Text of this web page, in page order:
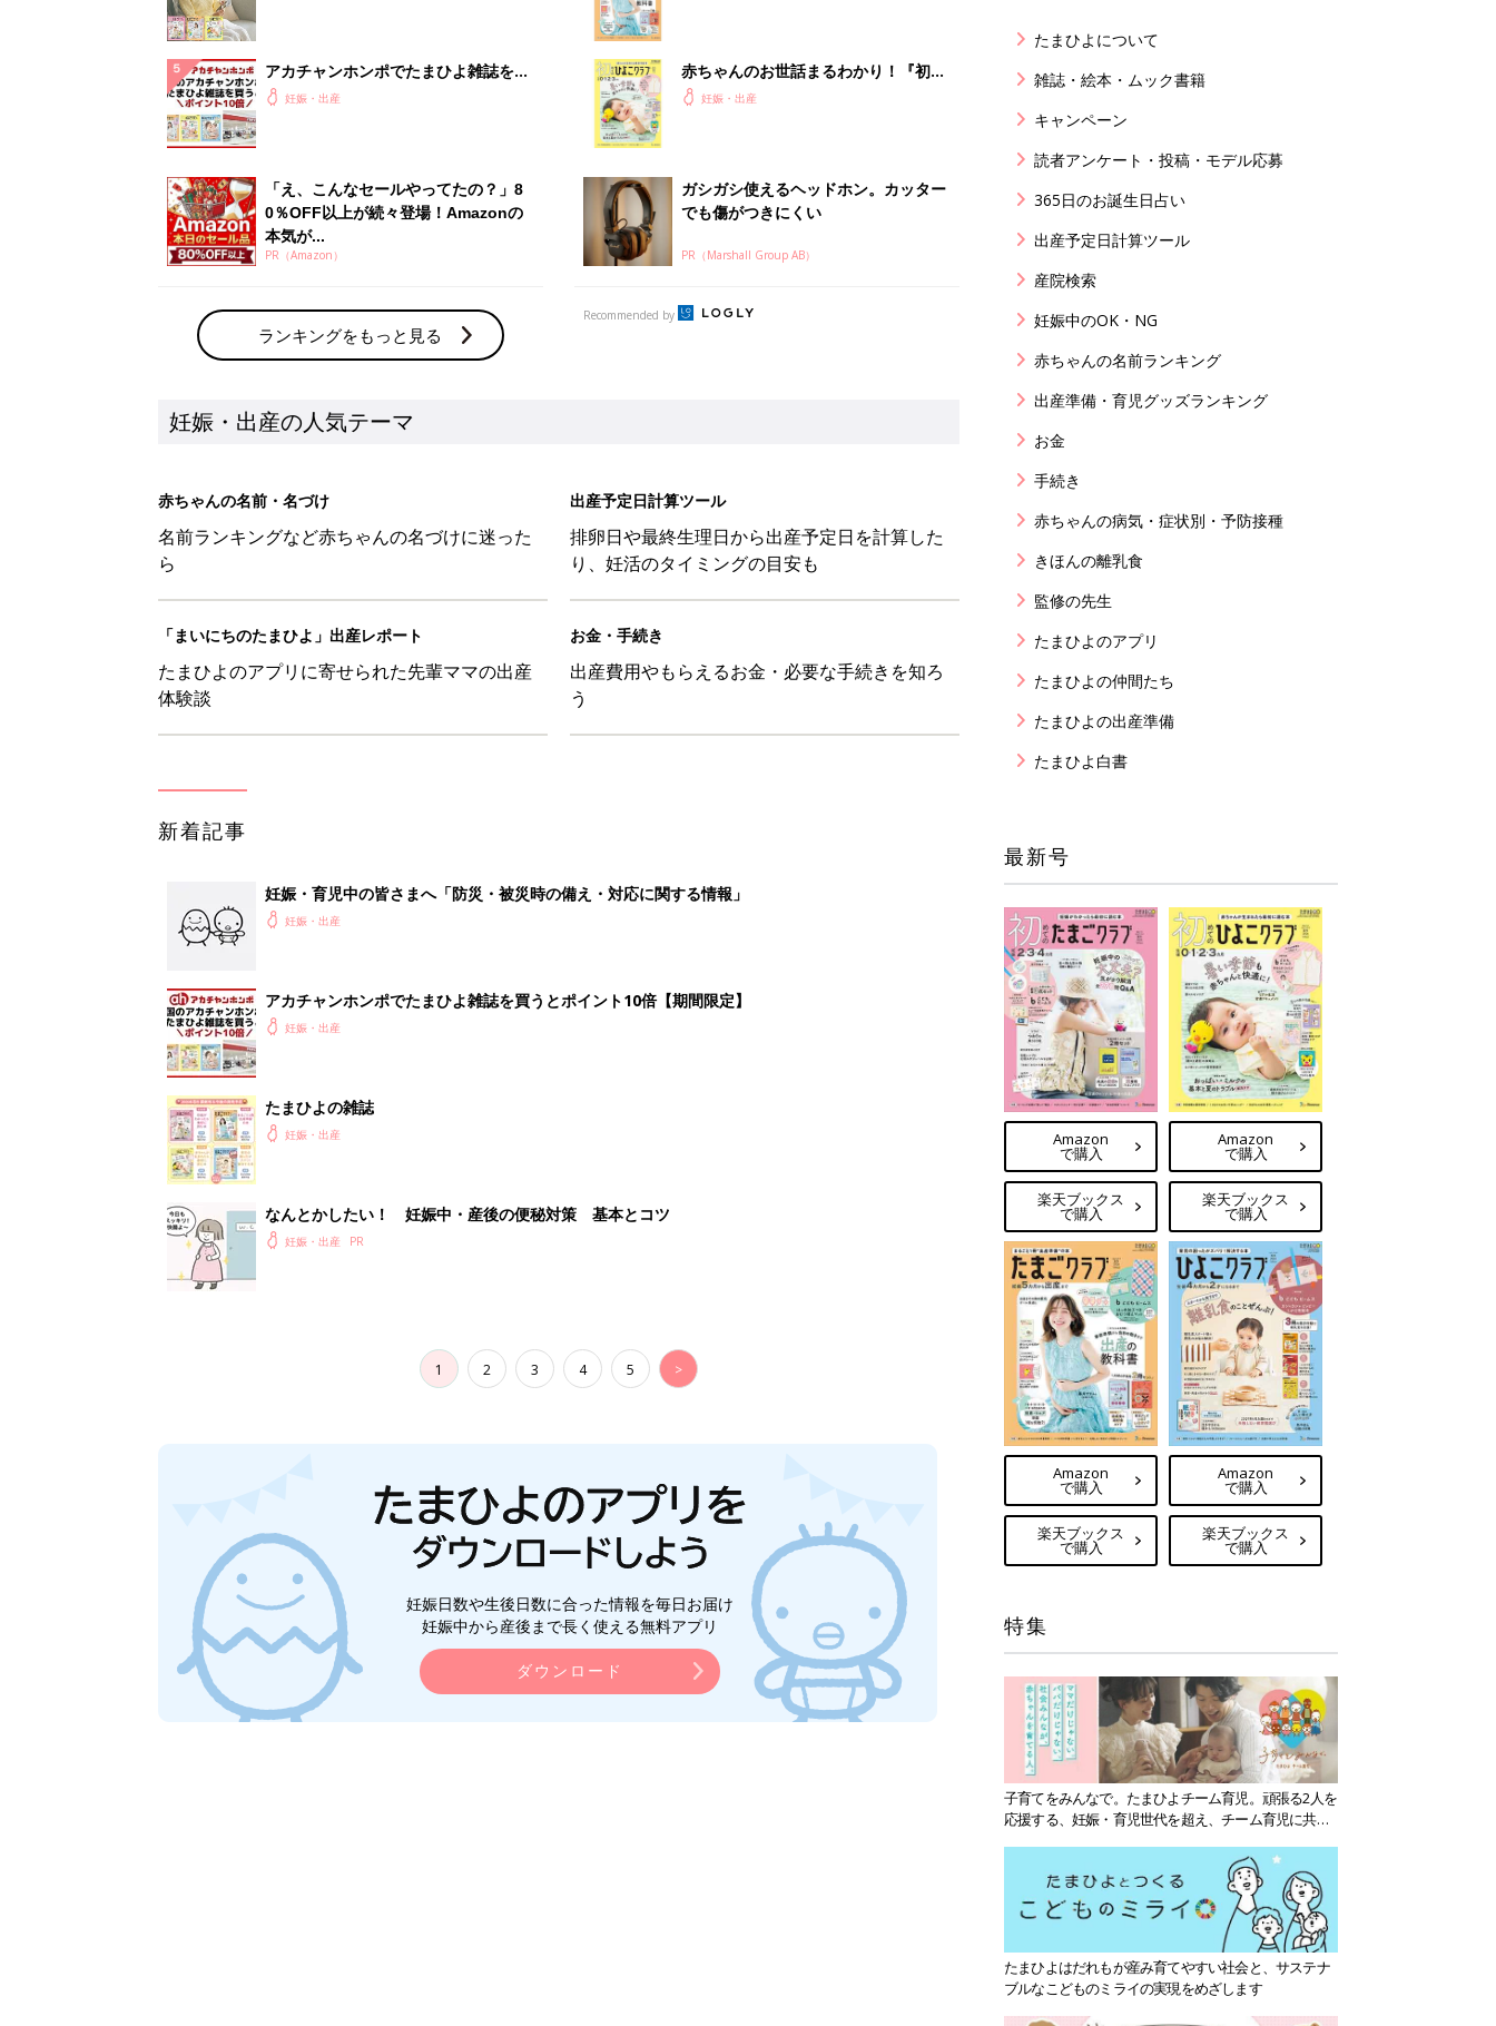
アカチャンホンポでたまひよ雑誌を買
うとポイント10倍【期間限定】
妊娠・出産
「え、こんなセールやってたの？」8
0％OFF以上が続々登場！Amazonの
本気が...
PR（Amazon）
ランキングをもっと見る
赤ちゃんのお世話まるわかり！『初め
てのひよこクラブ 夏号』〈巻頭大特
妊娠・出産
ガシガシ使えるヘッドホン。カッター
でも傷がつきにくい
PR（Marshall Group AB）
Recommended by
妊娠・出産の人気テーマ
赤ちゃんの名前・名づけ
名前ランキングなど赤ちゃんの名づけに迷った
ら
出産予定日計算ツール
排卵日や最終生理日から出産予定日を計算した
り、妊活のタイミングの目安も
「まいにちのたまひよ」出産レポート
たまひよのアプリに寄せられた先輩ママの出産
体験談
お金・手続き
出産費用やもらえるお金・必要な手続きを知ろ
う
新着記事
妊娠・育児中の皆さまへ「防災・被災時の備え・対応に関する情報」
妊娠・出産
アカチャンホンポでたまひよ雑誌を買うとポイント10倍【期間限定】
妊娠・出産
たまひよの雑誌
妊娠・出産
なんとかしたい！ 妊娠中・産後の便秘対策 基本とコツ
妊娠・出産
1 2 3 4 5 >
妊娠日数や生後日数に合った情報を毎日お届け
妊娠中から産後まで長く使える無料アプリ
ダウンロード
たまひよについて
雑誌・絵本・ムック書籍
キャンペーン
読者アンケート・投稿・モデル応募
365日のお誕生日占い
出産予定日計算ツール
産院検索
妊娠中のOK・NG
赤ちゃんの名前ランキング
出産準備・育児グッズランキング
お金
手続き
赤ちゃんの病気・症状別・予防接種
きほんの離乳食
監修の先生
たまひよのアプリ
たまひよの仲間たち
たまひよの出産準備
たまひよ白書
最新号
Amazon
で購入
楽天ブックス
で購入
Amazon
で購入
楽天ブックス
で購入
Amazon
で購入
楽天ブックス
で購入
Amazon
で購入
楽天ブックス
で購入
特集
子育てをみんなで。たまひよチーム育児。頑張る2人を
応援する、妊娠・育児世代を超え、チーム育児に共感
たまひよはだれもが産み育てやすい社会と、サステナ
ブルなこどものミライの実現をめざします